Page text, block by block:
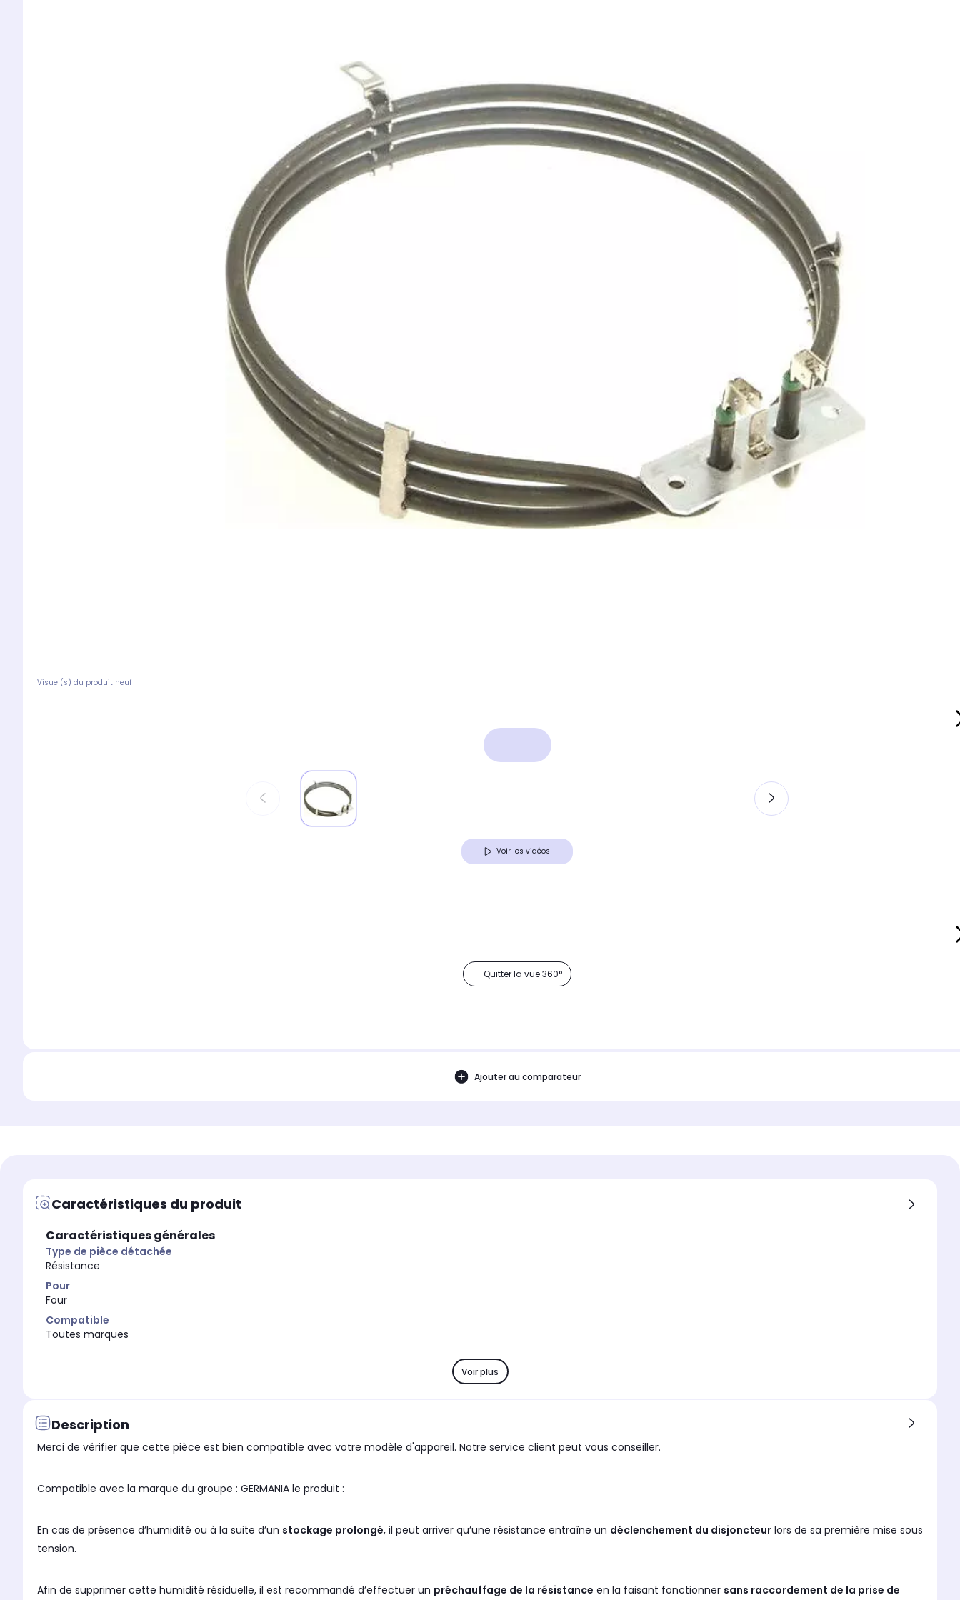
Visuel(s) du produit neuf
Voir les vidéos
Quitter la vue 360°
Ajouter au comparateur
Caractéristiques du produit
Caractéristiques générales
Type de pièce détachée
Résistance
Pour
Four
Compatible
Toutes marques
Voir plus
Description
Merci de vérifier que cette pièce est bien compatible avec votre modèle d'appareil. Notre service client peut vous conseiller.
Compatible avec la marque du groupe : GERMANIA le produit :
En cas de présence d’humidité ou à la suite d’un stockage prolongé, il peut arriver qu’une résistance entraîne un déclenchement du disjoncteur lors de sa première mise sous
tension.
Afin de supprimer cette humidité résiduelle, il est recommandé d’effectuer un préchauffage de la résistance en la faisant fonctionner sans raccordement de la prise de